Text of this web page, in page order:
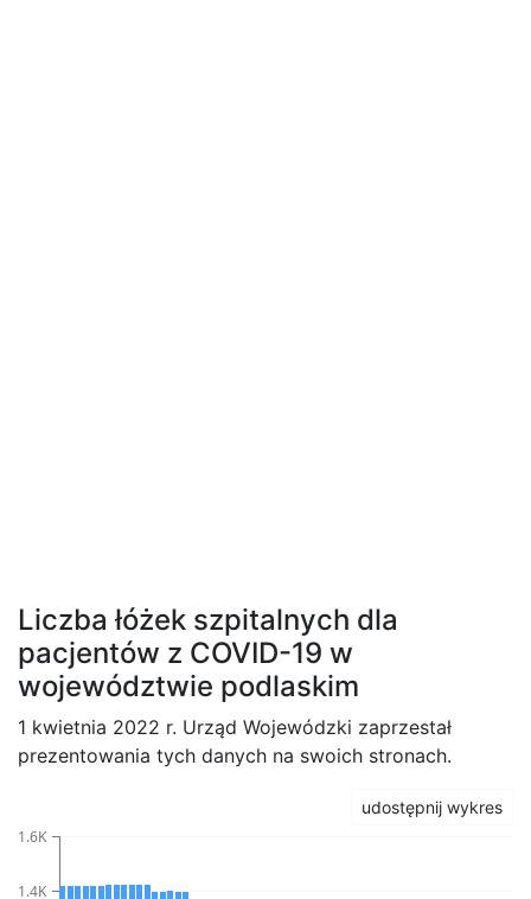
Liczba łóżek szpitalnych dla
pacjentów z COVID-19 w
województwie podlaskim
1 kwietnia 2022 r. Urząd Wojewódzki zaprzestał
prezentowania tych danych na swoich stronach.
udostępnij wykres
1.4K
1.6K